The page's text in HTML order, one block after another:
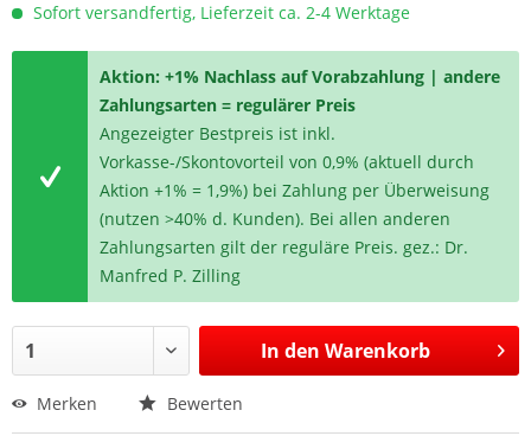
Sofort versandfertig, Lieferzeit ca. 2-4 Werktage
Aktion: +1% Nachlass auf Vorabzahlung | andere
Zahlungsarten = regulärer Preis
Angezeigter Bestpreis ist inkl.
Vorkasse-/Skontovorteil von 0,9% (aktuell durch
Aktion +1% = 1,9%) bei Zahlung per Überweisung
(nutzen >40% d. Kunden). Bei allen anderen
Zahlungsarten gilt der reguläre Preis. gez.: Dr.
Manfred P. Zilling
In den Warenkorb
Merken Bewerten